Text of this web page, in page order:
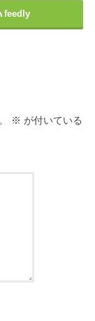
feedly
※ が付いている